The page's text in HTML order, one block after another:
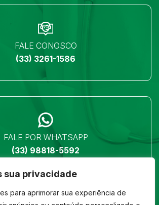
sua privacidade
para aprimorar sua experiência de
FALE CONOSCO
(33) 3261-1586
FALE POR WHATSAPP
(33) 98818-5592